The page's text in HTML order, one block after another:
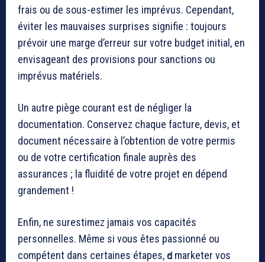
frais ou de sous-estimer les imprévus. Cependant,
éviter les mauvaises surprises signifie : toujours
prévoir une marge d’erreur sur votre budget initial, en
envisageant des provisions pour sanctions ou
imprévus matériels.
Un autre piège courant est de négliger la
documentation. Conservez chaque facture, devis, et
document nécessaire à l’obtention de votre permis
ou de votre certification finale auprès des
assurances ; la fluidité de votre projet en dépend
grandement !
Enfin, ne surestimez jamais vos capacités
personnelles. Même si vous êtes passionné ou
compétent dans certaines étapes, Ԁc marketer vos